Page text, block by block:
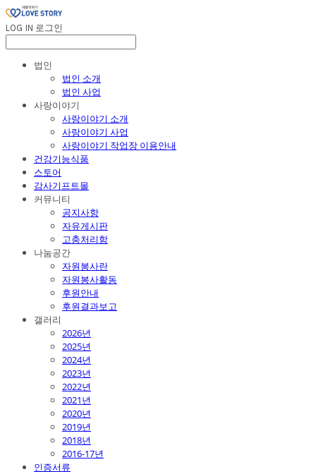
LOG IN 로그인
법인
법인 소개
법인 사업
사랑이야기
사랑이야기 소개
사랑이야기 사업
사랑이야기 작업장 이용안내
건강기능식품
스토어
감사기프트몰
커뮤니티
공지사항
자유게시판
고충처리함
나눔공간
자원봉사란
자원봉사활동
후원안내
후원결과보고
갤러리
2026년
2025년
2024년
2023년
2022년
2021년
2020년
2019년
2018년
2016-17년
인증서류